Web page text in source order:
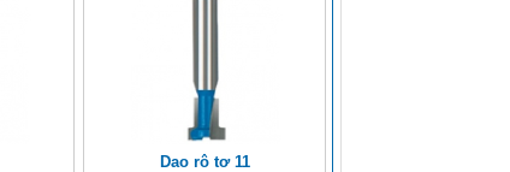
Dao rô tơ 11